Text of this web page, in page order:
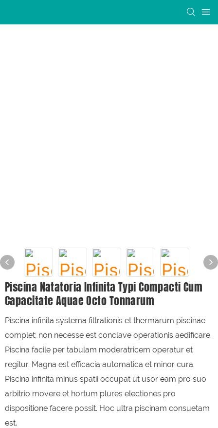
Piscina Natatoria Infinita Typi Compacti Cum
Capacitate Aquae Octo Tonnarum
Piscina infinita systema filtrationis et thermarum piscinae
complet; non necesse est conclave operationis aedificare.
Piscina facile per tabulam moderatricem operatur et
regitur. Magna est efficacia automatica et minor cura.
Piscina infinita minus spatii occupat ut usor eam pro suo
arbitrio movere et hortum plures electiones pro
dispositione facere possit. Hoc ultra piscinam consuetam
est.